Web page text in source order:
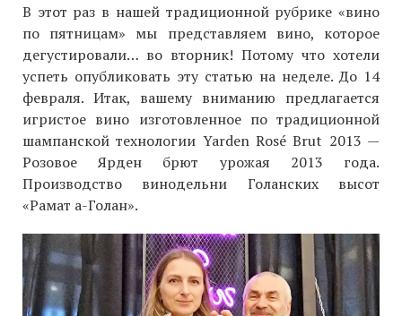
В этот раз в нашей традиционной рубрике «вино
по пятницам» мы представляем вино, которое
дегустировали… во вторник! Потому что хотели
успеть опубликовать эту статью на неделе. До 14
февраля. Итак, вашему вниманию предлагается
игристое вино изготовленное по традиционной
шампанской технологии Yarden Rosé Brut 2013 —
Розовое Ярден брют урожая 2013 года.
Производство винодельни Голанских высот
«Рамат а-Голан».